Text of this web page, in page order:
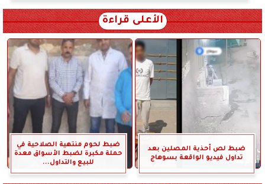
الأعلى قراءة
ضبط لص أحذية المصلين بعد
تداول فيديو الواقعة بسوهاج
ضبط لحوم منتهية الصلاحية في
حملة مكبرة لضبط الأسواق معدة
للبيع والتداول...